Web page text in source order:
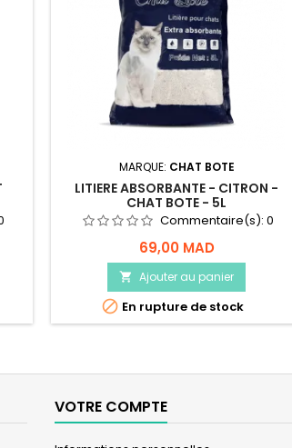
MARQUE: CHAT BOTE
LITIERE ABSORBANTE - CITRON -
CHAT BOTE - 5L
Commentaire(s): 0
69,00 MAD
 Ajouter au panier
 En rupture de stock
VOTRE COMPTE